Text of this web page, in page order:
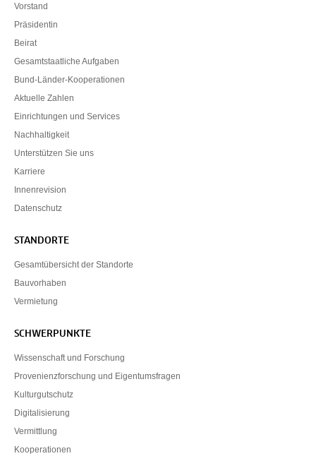
Vorstand
Präsidentin
Beirat
Gesamtstaatliche Aufgaben
Bund-Länder-Kooperationen
Aktuelle Zahlen
Einrichtungen und Services
Nachhaltigkeit
Unterstützen Sie uns
Karriere
Innenrevision
Datenschutz
STANDORTE
Gesamtübersicht der Standorte
Bauvorhaben
Vermietung
SCHWERPUNKTE
Wissenschaft und Forschung
Provenienzforschung und Eigentumsfragen
Kulturgutschutz
Digitalisierung
Vermittlung
Kooperationen